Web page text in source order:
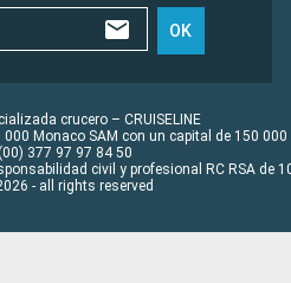
OK
crucero – CRUISELINE
Monaco SAM con un capital de 150 000
377 97 97 84 50
civil y profesional RC RSA de
- all rights reserved